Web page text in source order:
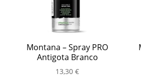
Montana – Spray PRO
Antigota Branco
13,30€